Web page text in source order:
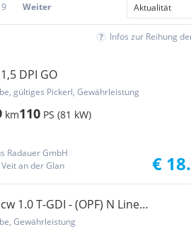
9 Weiter
Infos zur Reihung
DPI GO
gültiges Pickerl, Gewährleistung
km110 PS (81 kW)
Radauer GmbH
an der Glan
€
1.0 T-GDI - (OPF) N Line
Gewährleistung